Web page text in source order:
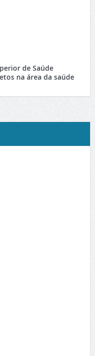
de Saúde
na área da saúde